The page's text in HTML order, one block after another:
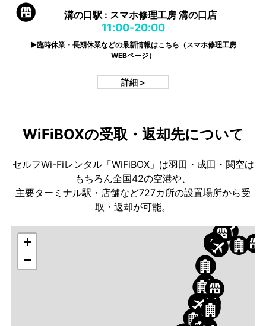
溝の口駅 : スマホ修理工房 溝の口店
11:00-20:00
▶臨時休業・長期休業などの最新情報はこちら（スマホ修理工房
WEBページ）
詳細 >
WiFiBOXの受取・返却先について
セルフWi-Fiレンタル「WiFiBOX」は羽田・成田・関空は
もちろん全国42の空港や、
主要ターミナル駅・店舗など727カ所の設置場所から受
取・返却が可能。
+
−